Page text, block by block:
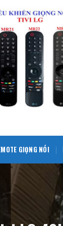
GIỌNG NÓI